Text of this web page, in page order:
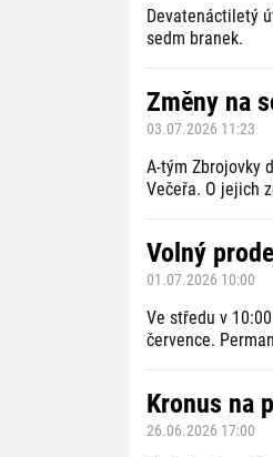
Devatenáctiletý
sedm branek.
Změny na
03.07.2026 11:23
A-tým Zbrojovky
Večeřa. O jejich
Volný
01.07.2026 10:00
Ve středu v
července.
Kronus na
26.06.2026 17:00